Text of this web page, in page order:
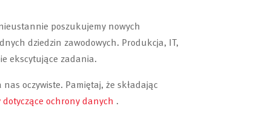
poszukujemy nowych
dziedzin zawodowych. Produkcja, IT,
ekscytujące zadania.
oczywiste. Pamiętaj, że składając
dotyczące ochrony danych .